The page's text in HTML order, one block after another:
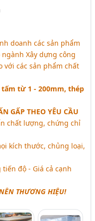
doanh các sản phẩm
Xây dựng công
với các sản phẩm chất
tấm từ 1 - 200mm, thép
GẤP THEO YÊU CẦU
chất lượng, chứng chỉ
kích thước, chủng loại,
độ - Giá cả cạnh
THƯƠNG HIỆU!